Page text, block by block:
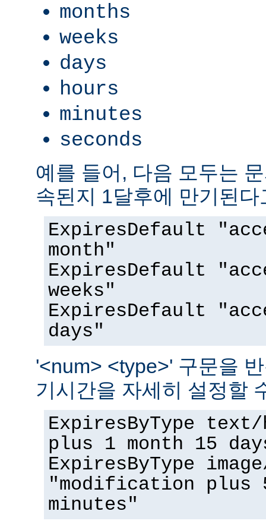
months
weeks
days
hours
minutes
seconds
예를 들어, 다음 모두는
속된지 1달후에 만기된
ExpiresDefault
month"
ExpiresDefault
weeks"
ExpiresDefault
days"
'<num> <type>' 구문을
기시간을 자세히 설정할
ExpiresByType
plus 1 month 15
ExpiresByType
"modification plus
minutes"